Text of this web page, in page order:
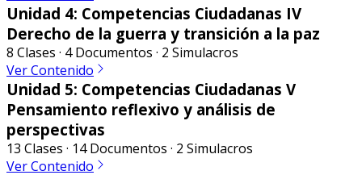
Unidad 4: Competencias Ciudadanas IV
Derecho de la guerra y transición a la paz
8 Clases · 4 Documentos · 2 Simulacros
Ver Contenido
Unidad 5: Competencias Ciudadanas V
Pensamiento reflexivo y análisis de
perspectivas
13 Clases · 14 Documentos · 2 Simulacros
Ver Contenido